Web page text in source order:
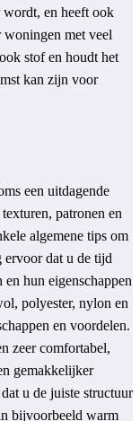
wordt, en heeft ook
woningen met veel
stof en houdt het
kan zijn voor
een uitdagende
patronen en
algemene tips om
ervoor dat u de tijd
hun eigenschappen
polyester, nylon en
en voordelen.
zeer comfortabel,
gemakkelijker
u de juiste structuur
bijvoorbeeld warm